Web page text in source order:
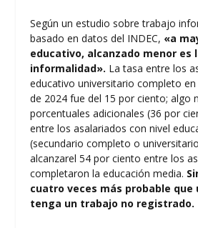
Según unestudio sobre trabajo
basado en datos del INDEC, «a
educativo, alcanzado menor es
informalidad». La tasa entre los
educativo universitario completo
de 2024 fue del 15 por ciento; algo
porcentuales adicionales (36 por
entre los asalariados con nivel
(secundario completo o
alcanzarel 54 por ciento entre los
completaron la educación media.
cuatro veces más probable que
tenga un trabajo no registrado.